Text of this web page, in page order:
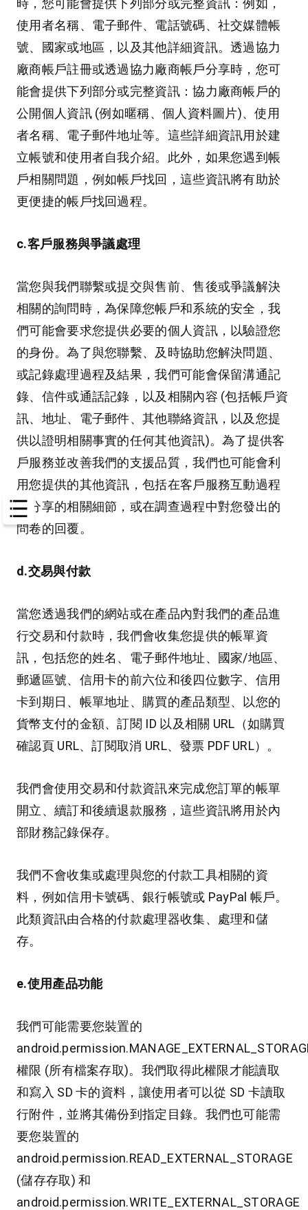
時，您可能會提供下列部分或完整資訊：例如，
使用者名稱、電子郵件、電話號碼、社交媒體帳
號、國家或地區，以及其他詳細資訊。透過協力
廠商帳戶註冊或透過協力廠商帳戶分享時，您可
能會提供下列部分或完整資訊：協力廠商帳戶的
公開個人資訊 (例如暱稱、個人資料圖片)、使用
者名稱、電子郵件地址等。這些詳細資訊用於建
立帳號和使用者自我介紹。此外，如果您遇到帳
戶相關問題，例如帳戶找回，這些資訊將有助於
更便捷的帳戶找回過程。
c.客戶服務與爭議處理
當您與我們聯繫或提交與售前、售後或爭議解決
相關的詢問時，為保障您帳戶和系統的安全，我
們可能會要求您提供必要的個人資訊，以驗證您
的身份。為了與您聯繫、及時協助您解決問題、
或記錄處理過程及結果，我們可能會保留溝通記
錄、信件或通話記錄，以及相關內容 (包括帳戶資
訊、地址、電子郵件、其他聯絡資訊，以及您提
供以證明相關事實的任何其他資訊)。為了提供客
戶服務並改善我們的支援品質，我們也可能會利
用您提供的其他資訊，包括在客戶服務互動過程
中分享的相關細節，或在調查過程中對您發出的
問卷的回覆。
d.交易與付款
當您透過我們的網站或在產品內對我們的產品進
行交易和付款時，我們會收集您提供的帳單資
訊，包括您的姓名、電子郵件地址、國家/地區、
郵遞區號、信用卡的前六位和後四位數字、信用
卡到期日、帳單地址、購買的產品類型、以您的
貨幣支付的金額、訂閱 ID 以及相關 URL（如購買
確認頁 URL、訂閱取消 URL、發票 PDF URL）。
我們會使用交易和付款資訊來完成您訂單的帳單
開立、續訂和後續退款服務，這些資訊將用於內
部財務記錄保存。
我們不會收集或處理與您的付款工具相關的資
料，例如信用卡號碼、銀行帳號或 PayPal 帳戶。
此類資訊由合格的付款處理器收集、處理和儲
存。
e.使用產品功能
我們可能需要您裝置的
權限 (所有檔案存取)。我們取得此權限才能讀取
和寫入 SD 卡的資料，讓使用者可以從 SD 卡讀取
行附件，並將其備份到指定目錄。我們也可能需
要您裝置的
android.permission.READ_EXTERNAL_STORAGE
(儲存存取) 和
android.permission.WRITE_EXTERNAL_STORAGE